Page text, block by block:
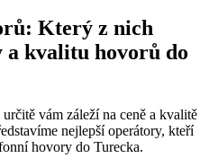
Který z nich
a kvalitu hovorů do
vám záleží na ceně a kvalitě
nejlepší operátory, kteří
hovory do Turecka.